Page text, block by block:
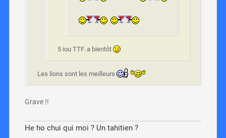
5 iou TTF. a bientôt
Les lions sont les meilleurs
Grave !!
He ho chui qui moi ? Un tahitien ?